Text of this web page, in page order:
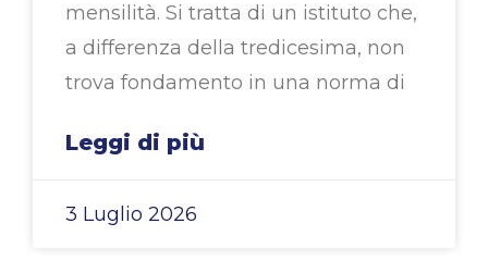
mensilità. Si tratta di un istituto che,
a differenza della tredicesima, non
trova fondamento in una norma di
Leggi di più
3 Luglio 2026